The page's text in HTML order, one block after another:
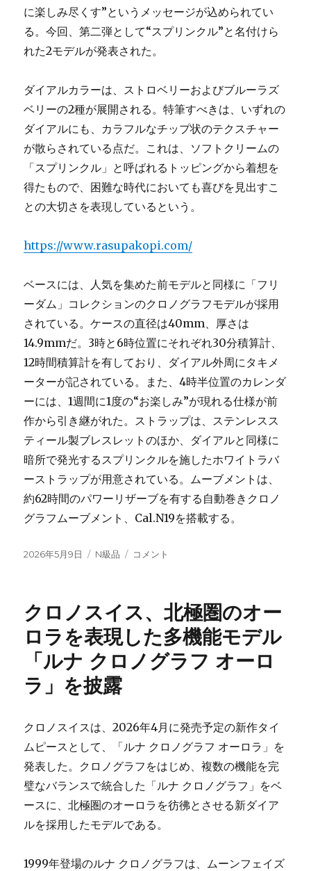
に楽しみ尽くす”というメッセージが込められてい
る。今回、第二弾として“スプリンクル”と名付けら
れた2モデルが発表された。
ダイアルカラーは、ストロベリーおよびブルーラズ
ベリーの2種が展開される。特筆すべきは、いずれの
ダイアルにも、カラフルなチップ状のテクスチャー
が散らされている点だ。これは、ソフトクリームの
「スプリンクル」と呼ばれるトッピングから着想を
得たもので、困難な時代においても喜びを見出すこ
との大切さを表現しているという。
https://www.rasupakopi.com/
ベースには、人気を集めた前モデルと同様に「フリ
ーダム」コレクションのクロノグラフモデルが採用
されている。ケースの直径は40mm、厚さは
14.9mmだ。3時と6時位置にそれぞれ30分積算計、
12時間積算計を有しており、ダイアル外周にタキメ
ーターが記されている。また、4時半位置のカレンダ
ーには、1週間に1度の“お楽しみ”が現れる仕様が前
作から引き継がれた。ストラップは、ステンレスス
ティール製ブレスレットのほか、ダイアルと同様に
暗所で発光するスプリンクルを施したホワイトラバ
ーストラップが用意されている。ムーブメントは、
約62時間のパワーリザーブを有する自動巻きクロノ
グラフムーブメント、Cal.N19を搭載する。
投
2026年5月9日
カ
ー
N級品
ノ
ン
新
作
は
ク
リ
ム
ト
ッ
ン
「フ
コメント
クロノスイス、北極圏のオー
ロラを表現した多機能モデル
「ルナ クロノグラフ オーロ
ラ」を披露
クロノスイスは、2026年4月に発売予定の新作タイ
ムピースとして、「ルナ クロノグラフ オーロラ」を
発表した。クロノグラフをはじめ、複数の機能を完
璧なバランスで統合した「ルナ クロノグラフ」をベ
ースに、北極圏のオーロラを彷彿とさせる新ダイア
ルを採用したモデルである。
1999年登場のルナ クロノグラフは、ムーンフェイズ